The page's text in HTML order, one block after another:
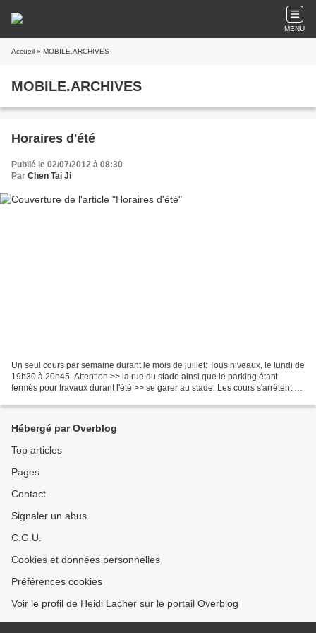
MENU
Accueil » MOBILE.ARCHIVES
MOBILE.ARCHIVES
Horaires d'été
Publié le 02/07/2012 à 08:30
Par Chen Tai Ji
Un seul cours par semaine durant le mois de juillet: Tous niveaux, le lundi de
19h30 à 20h45. Attention >> la rue du stade ainsi que le parking étant
fermés pour travaux durant l'été >> se garer au stade. Les cours s'arrêtent en
Hébergé par Overblog
Top articles
Pages
Contact
Signaler un abus
C.G.U.
Cookies et données personnelles
Préférences cookies
Voir le profil de Heidi Lacher sur le portail Overblog